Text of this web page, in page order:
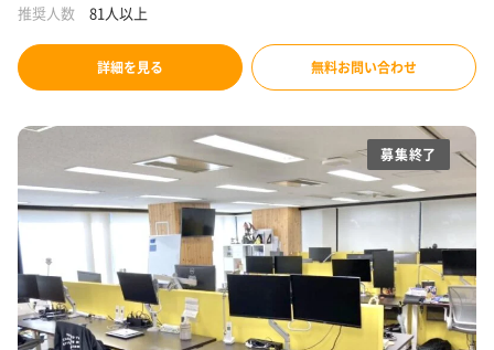
推奨人数
81人以上
詳細を見る 無料お問い合わせ
募集終了